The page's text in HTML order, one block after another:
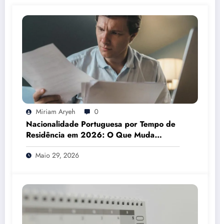
Miriam Aryeh 0
Nacionalidade Portuguesa por Tempo de
Residência em 2026: O Que Muda
Mesmo
Maio 29, 2026